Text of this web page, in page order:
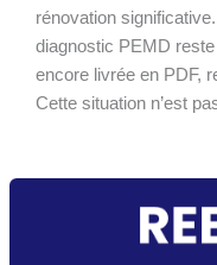
rénovation
diagnostic PEMD
encore livrée en PDF,
Cette situation n’est